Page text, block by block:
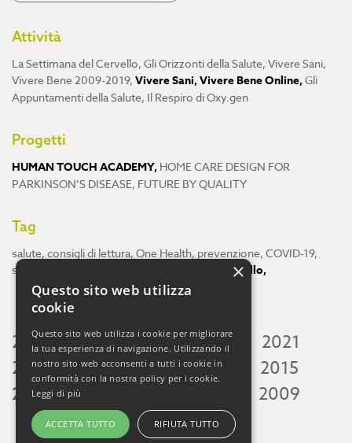
Attività
La Settimana del Cervello, Gli Orizzonti della Salute, Vivere Sani,
Vivere Bene 2009-2019, Vivere Sani, Vivere Bene Online,Gli
Appuntamenti della Salute, Il Respiro di Oxy.gen
Progetti
HUMAN TOUCH ACADEMY, HOME CARE DESIGN FOR
PARKINSON’S DISEASE, FUTURE BY QUALITY
Tag
salute, consigli di lettura, One Health, prevenzione, COVID-19,
scienza
cervello,
2026 2025 2024 2023 2022
2021
2020 2019 2018 2017 2016
2015
2014 2013 2009
×
Questo sito web utilizza
cookie
Questo sito web utilizza i cookie per migliorare
la tua esperienza di navigazione. Utilizzando il
nostro sito web acconsenti a tutti i cookie in
conformità con la nostra policy per i cookie.
Leggi di più
ACCETTA TUTTO RIFIUTA TUTTO